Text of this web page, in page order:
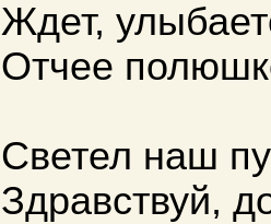
Ждет,
Отчее
Светел наш
Здравствуй,